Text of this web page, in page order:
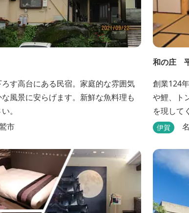
す高台にある民宿。家庭的な雰囲気
風景に安らげます。新鮮な魚料理も
。
市
和の庄
創業124
や鯉、ト
を現して
つ、手作
伊賀